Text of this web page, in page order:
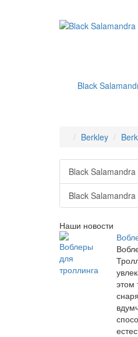
Black
Berkley
Black
Black
Наши новости
этом